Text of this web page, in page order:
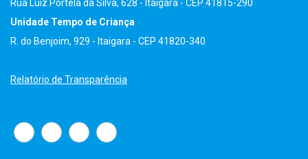
Rua Luiz Portela da Silva, 628 - Itaigara - CEP 41815-290
Unidade Tempo de Criança
R. do Benjoim, 929 - Itaigara - CEP 41820-340
Relatório de Transparência